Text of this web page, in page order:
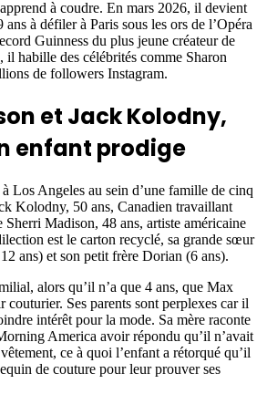
à coudre. En mars 2026, il devient
à défiler à Paris sous les ors de l’Opéra
Guinness du plus jeune créateur de
habille des célébrités comme Sharon
de followers Instagram.
et Jack Kolodny,
enfant prodige
Los Angeles au sein d’une famille de cinq
Kolodny, 50 ans, Canadien travaillant
Sherri Madison, 48 ans, artiste américaine
est le carton recyclé, sa grande sœur
ans) et son petit frère Dorian (6 ans).
alors qu’il n’a que 4 ans, que Max
Ses parents sont perplexes car il
intérêt pour la mode. Sa mère raconte
America avoir répondu qu’il n’avait
ce à quoi l’enfant a rétorqué qu’il
de couture pour leur prouver ses